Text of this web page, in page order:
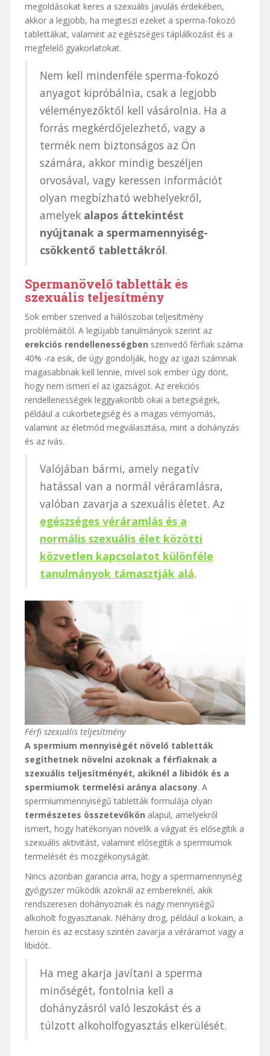
megoldásokat keres a szexuális javulás érdekében,
akkor a legjobb, ha megteszi ezeket a sperma-fokozó
tablettákat, valamint az egészséges táplálkozást és a
megfelelő gyakorlatokat.
Nem kell mindenféle sperma-fokozó
anyagot kipróbálnia, csak a legjobb
véleményezőktől kell vásárolnia. Ha a
forrás megkérdőjelezhető, vagy a
termék nem biztonságos az Ön
számára, akkor mindig beszéljen
orvosával, vagy keressen információt
olyan megbízható webhelyekről,
amelyek alapos áttekintést
nyújtanak a spermamennyiség-
csökkentő tablettákról.
Spermanövelő tabletták és
szexuális teljesítmény
Sok ember szenved a hálószobai teljesítmény
problémáitól. A legújabb tanulmányok szerint az
erekciós rendellenességben szenvedő férfiak száma
40% -ra esik, de úgy gondolják, hogy az igazi számnak
magasabbnak kell lennie, mivel sok ember úgy dönt,
hogy nem ismeri el az igazságot. Az erekciós
rendellenességek leggyakoribb okai a betegségek,
például a cukorbetegség és a magas vérnyomás,
valamint az életmód megválasztása, mint a dohányzás
és az ivás.
Valójában bármi, amely negatív
hatással van a normál véráramlásra,
valóban zavarja a szexuális életet. Az
egészséges véráramlás és a
normális szexuális élet közötti
közvetlen kapcsolatot különféle
tanulmányok támasztják alá.
Férfi szexuális teljesítmény
A spermium mennyiségét növelő tabletták
segíthetnek növelni azoknak a férfiaknak a
szexuális teljesítményét, akiknél a libidók és a
spermiumok termelési aránya alacsony. A
spermiummennyiségű tabletták formulája olyan
természetes összetevőkön alapul, amelyekről
ismert, hogy hatékonyan növelik a vágyat és elősegítik a
szexuális aktivitást, valamint elősegítik a spermiumok
termelését és mozgékonyságát.
Nincs azonban garancia arra, hogy a spermamennyiség
gyógyszer működik azoknál az embereknél, akik
rendszeresen dohányoznak és nagy mennyiségű
alkoholt fogyasztanak. Néhány drog, például a kokain, a
heroin és az ecstasy szintén zavarja a véráramot vagy a
libidót.
Ha meg akarja javítani a sperma
minőségét, fontolnia kell a
dohányzásról való leszokást és a
túlzott alkoholfogyasztás elkerülését.